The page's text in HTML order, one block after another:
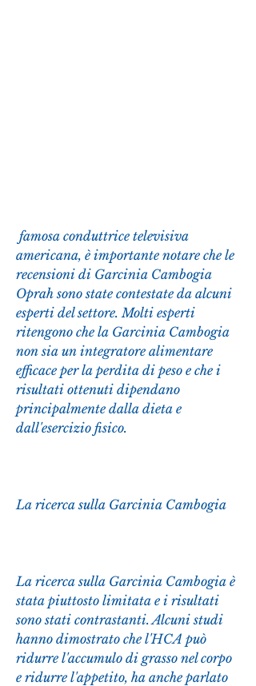
americana, è importante notare che le
recensioni di Garcinia Cambogia
Oprah sono state contestate da alcuni
esperti del settore. Molti esperti
ritengono che la Garcinia Cambogia
non sia un integratore alimentare
efficace per la perdita di peso e che i
risultati ottenuti dipendano
principalmente dalla dieta e
dall'esercizio fisico.
La ricerca sulla Garcinia Cambogia
La ricerca sulla Garcinia Cambogia è
stata piuttosto limitata e i risultati
sono stati contrastanti. Alcuni studi
hanno dimostrato che l'HCA può
ridurre l'accumulo di grasso nel corpo
e ridurre l'appetito, ha anche parlato